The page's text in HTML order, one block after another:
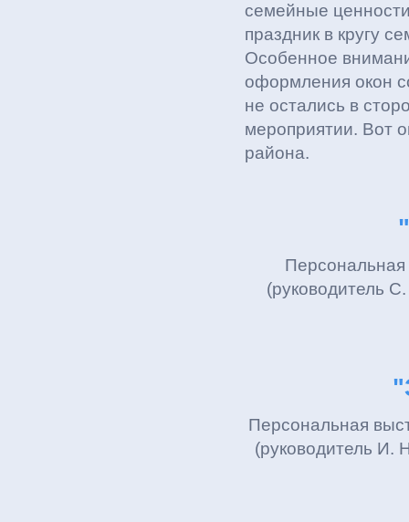
семейные
праздник в кругу
Особенное
оформления окон
не остались в
мероприятии. Вот
района.
Персональная
(руководитель
Персональная
(руководитель И.